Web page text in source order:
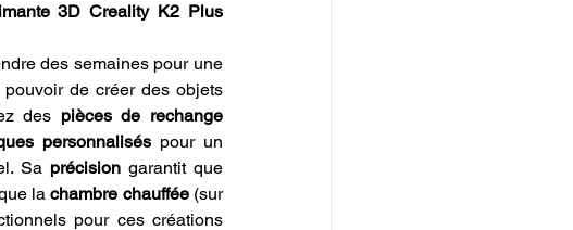
3D Creality K2 Plus
des semaines pour une
de créer des objets
des pièces de rechange
personnalisés pour un
Sa précision garantit que
la chambre chauffée (sur
pour ces créations